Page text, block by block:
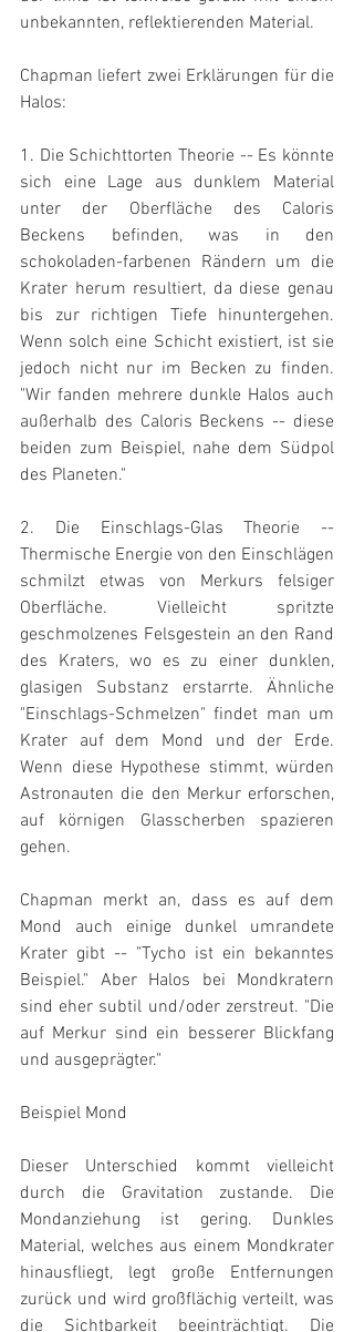
unbekannten, reflektierenden Material.
Chapman liefert zwei Erklärungen für die
Halos:
1. Die Schichttorten Theorie -- Es könnte
sich eine Lage aus dunklem Material
unter der Oberfläche des Caloris
Beckens befinden, was in den
schokoladen-farbenen Rändern um die
Krater herum resultiert, da diese genau
bis zur richtigen Tiefe hinuntergehen.
Wenn solch eine Schicht existiert, ist sie
jedoch nicht nur im Becken zu finden.
"Wir fanden mehrere dunkle Halos auch
außerhalb des Caloris Beckens -- diese
beiden zum Beispiel, nahe dem Südpol
des Planeten."
2. Die Einschlags-Glas Theorie --
Thermische Energie von den Einschlägen
schmilzt etwas von Merkurs felsiger
Oberfläche. Vielleicht spritzte
geschmolzenes Felsgestein an den Rand
des Kraters, wo es zu einer dunklen,
glasigen Substanz erstarrte. Ähnliche
"Einschlags-Schmelzen" findet man um
Krater auf dem Mond und der Erde.
Wenn diese Hypothese stimmt, würden
Astronauten die den Merkur erforschen,
auf körnigen Glasscherben spazieren
gehen.
Chapman merkt an, dass es auf dem
Mond auch einige dunkel umrandete
Krater gibt -- "Tycho ist ein bekanntes
Beispiel." Aber Halos bei Mondkratern
sind eher subtil und/oder zerstreut. "Die
auf Merkur sind ein besserer Blickfang
und ausgeprägter."
Beispiel Mond
Dieser Unterschied kommt vielleicht
durch die Gravitation zustande. Die
Mondanziehung ist gering. Dunkles
Material, welches aus einem Mondkrater
hinausfliegt, legt große Entfernungen
zurück und wird großflächig verteilt, was
die Sichtbarkeit beeinträchtigt. Die